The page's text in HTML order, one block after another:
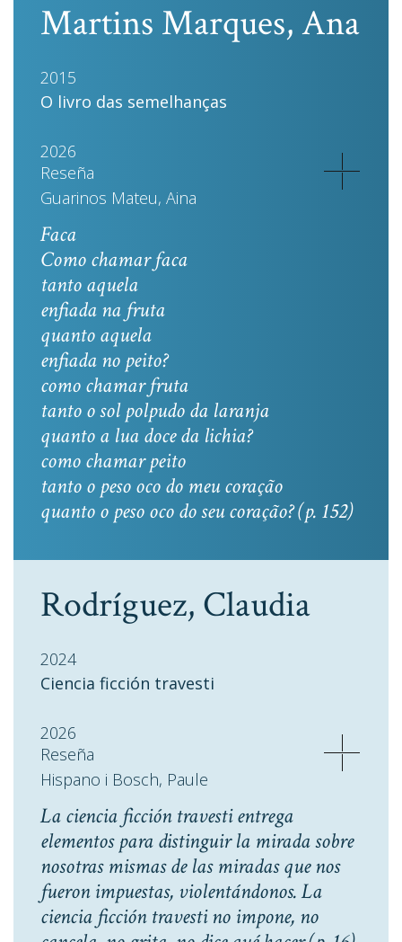
Martins Marques, Ana
2015
O livro das semelhanças
2026
Reseña
Guarinos Mateu, Aina
Faca
Como chamar faca
tanto aquela
enfiada na fruta
quanto aquela
enfiada no peito?
como chamar fruta
tanto o sol polpudo da laranja
quanto a lua doce da lichia?
como chamar peito
tanto o peso oco do meu coração
quanto o peso oco do seu coração? (p. 152)
Rodríguez, Claudia
2024
Ciencia ficción travesti
2026
Reseña
Hispano i Bosch, Paule
La ciencia ficción travesti entrega
elementos para distinguir la mirada sobre
nosotras mismas de las miradas que nos
fueron impuestas, violentándonos. La
ciencia ficción travesti no impone, no